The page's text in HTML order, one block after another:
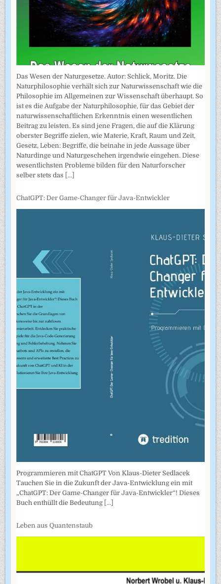
Das Wesen der Naturgesetze. Autor: Schlick, Moritz. Die
Naturphilosophie verhält sich zur Naturwissenschaft wie die
Philosophie im Allgemeinen zur Wissenschaft überhaupt. So
ist es die Aufgabe der Naturphilosophie, für das Gebiet der
naturwissenschaftlichen Erkenntnis einen wesentlichen
Beitrag zu leisten. Es sind jene Fragen, die auf die Klärung
oberster Begriffe zielen, wie Materie, Kraft, Raum und Zeit,
Gesetz, Leben: Begriffe, die beinahe in jede Aussage über
Naturdinge und Naturgeschehen irgendwie eingehen. Diese
wesentlichsten Probleme bilden für den Naturforscher
selber stets das [...]
ChatGPT: Der Game-Changer für Java-Entwickler
Programmieren mit ChatGPT Von Klaus-Dieter Sedlacek
Tauchen Sie in die Zukunft der Java-Entwicklung ein mit
„ChatGPT: Der Game-Changer für Java-Entwickler“! Dieses
Buch enthüllt die Bedeutung [...]
Leben aus Quantenstaub